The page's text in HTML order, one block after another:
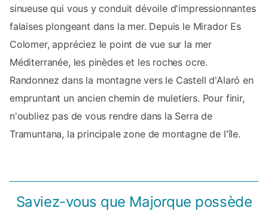
sinueuse qui vous y conduit dévoile d'impressionnantes
falaises plongeant dans la mer. Depuis le Mirador Es
Colomer, appréciez le point de vue sur la mer
Méditerranée, les pinèdes et les roches ocre.
Randonnez dans la montagne vers le Castell d'Alaró en
empruntant un ancien chemin de muletiers. Pour finir,
n'oubliez pas de vous rendre dans la Serra de
Tramuntana, la principale zone de montagne de l'île.
Saviez-vous que Majorque possède